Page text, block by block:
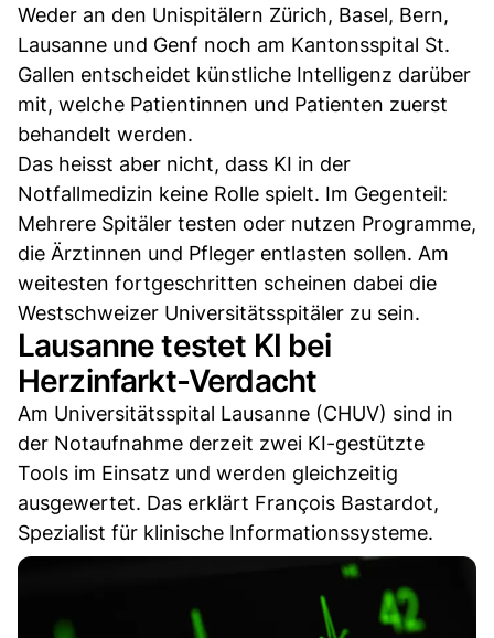
Weder an den Unispitälern Zürich, Basel, Bern,
Lausanne und Genf noch am Kantonsspital St.
Gallen entscheidet künstliche Intelligenz darüber
mit, welche Patientinnen und Patienten zuerst
behandelt werden.
Das heisst aber nicht, dass KI in der
Notfallmedizin keine Rolle spielt. Im Gegenteil:
Mehrere Spitäler testen oder nutzen Programme,
die Ärztinnen und Pfleger entlasten sollen. Am
weitesten fortgeschritten scheinen dabei die
Westschweizer Universitätsspitäler zu sein.
Lausanne testet KI bei
Herzinfarkt-Verdacht
Am Universitätsspital Lausanne (CHUV) sind in
der Notaufnahme derzeit zwei KI-gestützte
Tools im Einsatz und werden gleichzeitig
ausgewertet. Das erklärt François Bastardot,
Spezialist für klinische Informationssysteme.